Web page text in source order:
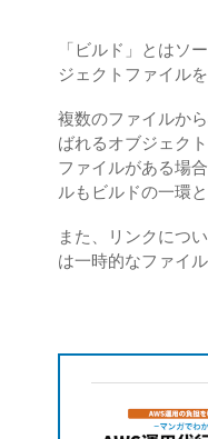
「ビルド」とはソ
ジェクトファイル
複数のファイルか
ばれるオブジェク
ファイルがある場
ルもビルドの一環
また、リンクにつ
は一時的なファイ